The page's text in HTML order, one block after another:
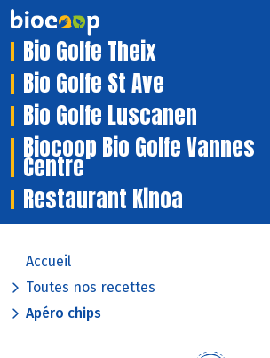
Bio Golfe Theix
Bio Golfe St Ave
Bio Golfe Luscanen
Biocoop Bio Golfe Vannes
Centre
Restaurant Kinoa
Accueil
Toutes nos recettes
Apéro chips